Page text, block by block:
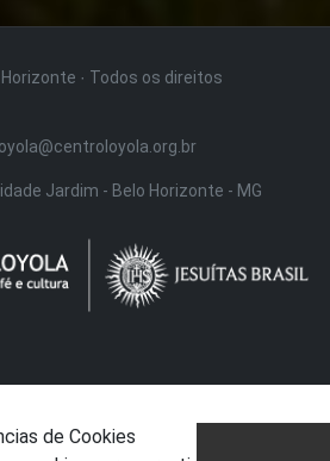
· Todos os direitos
Jardim - Belo Horizonte - MG
de Cookies